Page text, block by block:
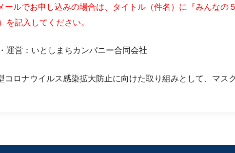
ールでお申し込みの場合は、タイトル（件名）に『みんな
を記入してください。
運営：いとしまちカンパニー合同会社
コロナウイルス感染拡大防止に向けた取り組みとして、マス